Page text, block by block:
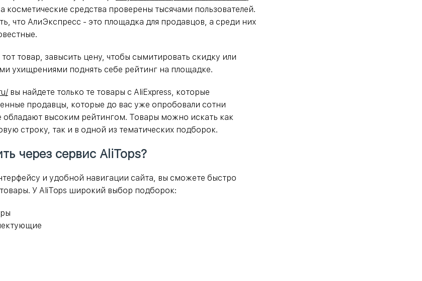
средства проверены тысячами пользователей.
что АлиЭкспресс - это площадка для продавцов, а среди них
товар, завысить цену, чтобы сымитировать скидку или
ухищрениями поднять себе рейтинг на площадке.
вы найдете только те товары с AliExpress, которые
продавцы, которые до вас уже опробовали сотни
обладают высоким рейтингом. Товары можно искать как
строку, так и в одной из тематических подборок.
через сервис AliTops?
и удобной навигации сайта, вы сможете быстро
У AliTops широкий выбор подборок: